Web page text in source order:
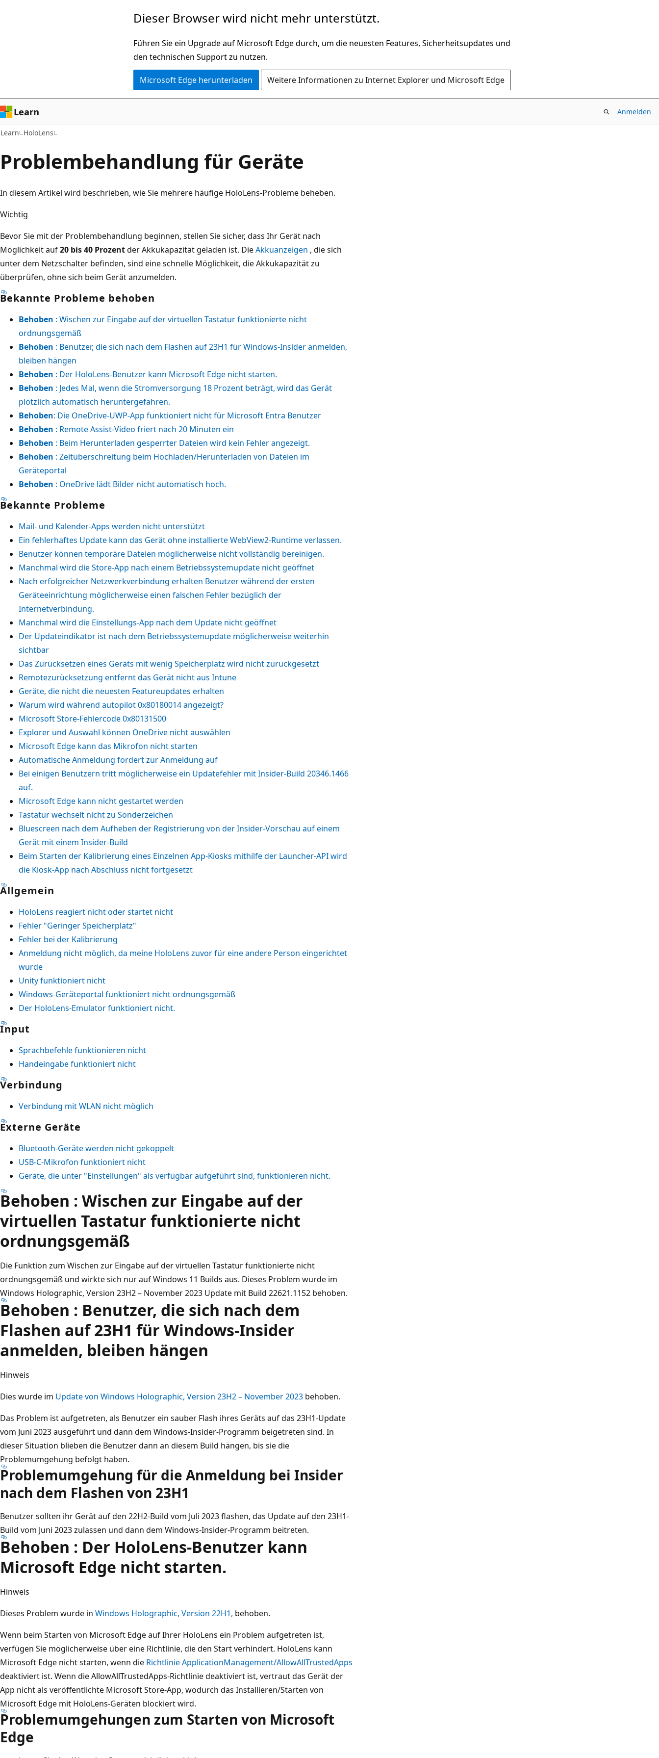
Dieser Browser wird nicht mehr unterstützt.
Führen Sie ein Upgrade auf Microsoft Edge durch, um die neuesten Features, Sicherheitsupdates und
den technischen Support zu nutzen.
Microsoft Edge herunterladen Weitere Informationen zu Internet Explorer und Microsoft Edge
Learn Anmelden
Learn HoloLens
Problembehandlung für Geräte
In diesem Artikel wird beschrieben, wie Sie mehrere häufige HoloLens-Probleme beheben.
Wichtig
Bevor Sie mit der Problembehandlung beginnen, stellen Sie sicher, dass Ihr Gerät nach
Möglichkeit auf20 bis 40 Prozentder Akkukapazität geladen ist. DieAkkuanzeigen , die sich
unter dem Netzschalter befinden, sind eine schnelle Möglichkeit, die Akkukapazität zu
überprüfen, ohne sich beim Gerät anzumelden.
Bekannte Probleme behoben
Behoben : Wischen zur Eingabe auf der virtuellen Tastatur funktionierte nicht
ordnungsgemäß
Behoben : Benutzer, die sich nach dem Flashen auf 23H1 für Windows-Insider anmelden,
bleiben hängen
Behoben : Der HoloLens-Benutzer kann Microsoft Edge nicht starten.
Behoben : Jedes Mal, wenn die Stromversorgung 18 Prozent beträgt, wird das Gerät
plötzlich automatisch heruntergefahren.
Behoben: Die OneDrive-UWP-App funktioniert nicht für Microsoft Entra Benutzer
Behoben : Remote Assist-Video friert nach 20 Minuten ein
Behoben : Beim Herunterladen gesperrter Dateien wird kein Fehler angezeigt.
Behoben : Zeitüberschreitung beim Hochladen/Herunterladen von Dateien im
Geräteportal
Behoben : OneDrive lädt Bilder nicht automatisch hoch.
Bekannte Probleme
Mail- und Kalender-Apps werden nicht unterstützt
Ein fehlerhaftes Update kann das Gerät ohne installierte WebView2-Runtime verlassen.
Benutzer können temporäre Dateien möglicherweise nicht vollständig bereinigen.
Manchmal wird die Store-App nach einem Betriebssystemupdate nicht geöffnet
Nach erfolgreicher Netzwerkverbindung erhalten Benutzer während der ersten
Geräteeinrichtung möglicherweise einen falschen Fehler bezüglich der
Internetverbindung.
Manchmal wird die Einstellungs-App nach dem Update nicht geöffnet
Der Updateindikator ist nach dem Betriebssystemupdate möglicherweise weiterhin
sichtbar
Das Zurücksetzen eines Geräts mit wenig Speicherplatz wird nicht zurückgesetzt
Remotezurücksetzung entfernt das Gerät nicht aus Intune
Geräte, die nicht die neuesten Featureupdates erhalten
Warum wird während autopilot 0x80180014 angezeigt?
Microsoft Store-Fehlercode 0x80131500
Explorer und Auswahl können OneDrive nicht auswählen
Microsoft Edge kann das Mikrofon nicht starten
Automatische Anmeldung fordert zur Anmeldung auf
Bei einigen Benutzern tritt möglicherweise ein Updatefehler mit Insider-Build 20346.1466
auf.
Microsoft Edge kann nicht gestartet werden
Tastatur wechselt nicht zu Sonderzeichen
Bluescreen nach dem Aufheben der Registrierung von der Insider-Vorschau auf einem
Gerät mit einem Insider-Build
Beim Starten der Kalibrierung eines Einzelnen App-Kiosks mithilfe der Launcher-API wird
die Kiosk-App nach Abschluss nicht fortgesetzt
Allgemein
HoloLens reagiert nicht oder startet nicht
Fehler "Geringer Speicherplatz"
Fehler bei der Kalibrierung
Anmeldung nicht möglich, da meine HoloLens zuvor für eine andere Person eingerichtet
wurde
Unity funktioniert nicht
Windows-Geräteportal funktioniert nicht ordnungsgemäß
Der HoloLens-Emulator funktioniert nicht.
Input
Sprachbefehle funktionieren nicht
Handeingabe funktioniert nicht
Verbindung
Verbindung mit WLAN nicht möglich
Externe Geräte
Bluetooth-Geräte werden nicht gekoppelt
USB-C-Mikrofon funktioniert nicht
Geräte, die unter "Einstellungen" als verfügbar aufgeführt sind, funktionieren nicht.
Behoben : Wischen zur Eingabe auf der
virtuellen Tastatur funktionierte nicht
ordnungsgemäß
Die Funktion zum Wischen zur Eingabe auf der virtuellen Tastatur funktionierte nicht
ordnungsgemäß und wirkte sich nur auf Windows 11 Builds aus. Dieses Problem wurde im
Windows Holographic, Version 23H2 – November 2023 Update mit Build 22621.1152 behoben.
Behoben : Benutzer, die sich nach dem
Flashen auf 23H1 für Windows-Insider
anmelden, bleiben hängen
Hinweis
Dies wurde im Update von Windows Holographic, Version 23H2 – November 2023 behoben.
Das Problem ist aufgetreten, als Benutzer ein sauber Flash ihres Geräts auf das 23H1-Update
vom Juni 2023 ausgeführt und dann dem Windows-Insider-Programm beigetreten sind. In
dieser Situation blieben die Benutzer dann an diesem Build hängen, bis sie die
Problemumgehung befolgt haben.
Problemumgehung für die Anmeldung bei Insider
nach dem Flashen von 23H1
Benutzer sollten ihr Gerät auf den 22H2-Build vom Juli 2023 flashen, das Update auf den 23H1-
Build vom Juni 2023 zulassen und dann dem Windows-Insider-Programm beitreten.
Behoben : Der HoloLens-Benutzer kann
Microsoft Edge nicht starten.
Hinweis
Dieses Problem wurde in Windows Holographic, Version 22H1, behoben.
Wenn beim Starten von Microsoft Edge auf Ihrer HoloLens ein Problem aufgetreten ist,
verfügen Sie möglicherweise über eine Richtlinie, die den Start verhindert. HoloLens kann
Microsoft Edge nicht starten, wenn die Richtlinie ApplicationManagement/AllowAllTrustedApps
deaktiviert ist. Wenn die AllowAllTrustedApps-Richtlinie deaktiviert ist, vertraut das Gerät der
App nicht als veröffentlichte Microsoft Store-App, wodurch das Installieren/Starten von
Microsoft Edge mit HoloLens-Geräten blockiert wird.
Problemumgehungen zum Starten von Microsoft
Edge